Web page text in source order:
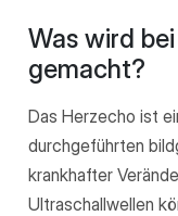
Was wird
gemacht?
Das Herzecho ist
durchgeführten
krankhafter
Ultraschallwellen